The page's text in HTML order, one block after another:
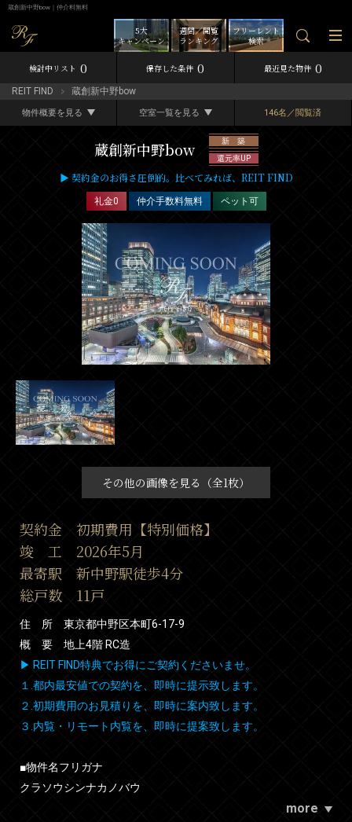
蔵創新中野bow｜仲介料無料
フリーレント
検索
週間／閲覧
ランキング
5大
キャンペーン
検討中リスト 0 保存した条件 0 最近見た物件 0
REIT FIND 蔵創新中野bow
物件概要を見る 空室一覧を見る 146名／閲覧済
蔵創新中野bow
新 築
還元率UP
▶ 契約金のお得さ圧倒的。比べてみれば、REIT FIND
礼金0 仲介手数料無料 ペット可
その他の画像を見る（全1枚）
契約金 初期費用【特別価格】
竣 工 2026年5月
最寄駅 新中野駅徒歩4分
総戸数 11戸
住 所 東京都中野区本町6-17-9
概 要 地上4階 RC造
▶ REIT FIND特典でお得にご契約くださいませ。
１.都内最安値での契約を、即時に提示致します。
２.初期費用のお見積りを、即時に案内致します。
３.内覧・リモート内覧を、即時に提案致します。
■物件名フリガナ
クラソウシンナカノバウ
more